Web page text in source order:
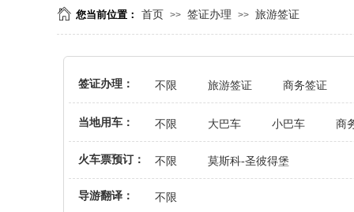
您当前位置： 首页 >> 签证办理 >> 旅游签证
不限 旅游签证 商务签证
当地用车： 不限 大巴车 小巴车 商
火车票预订： 不限 莫斯科-圣彼得堡
签证办理：
导游翻译： 不限